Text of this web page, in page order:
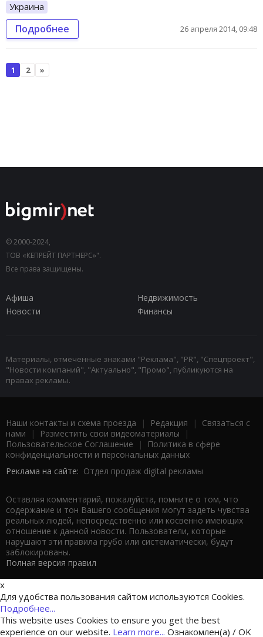
Украина
Подробнее 26 апреля 2014, 09:48
1 2 »
© 2000-2024,
ТОВ «КЕПРЕЙТ ПАРТНЕРС»".
Все права защищены.
Афиша
Недвижимость
Новости
Финансы
Материалы, отмеченные знаками "Реклама", "PR", "Спецпроект",
"Новости компаний", "Актуально", "Промо", публикуются на
правах рекламы.
Наши контакты и схема проезда | Редакция | Связаться с
нами | Разместить свои видеоматериалы |
Пользовательское Соглашение |
Политика в сфере
конфиденциальности и персональных данных
Реклама на сайте: Отдел продаж digital рекламы
Оставляя комментарий, пожалуйста, помните о том, что
содержание и тон Вашего сообщения могут задеть чувства
реальных людей, непосредственно или косвенно имеющих
отношение к данной новости. Пользователи, которые
нарушают эти правила грубо или систематически, будут
заблокированы.
Полная версия правил
x
Для удобства пользования сайтом используются Cookies.
Подробнее...
This website uses Cookies to ensure you get the best
experience on our website. Learn more... Ознакомлен(а) / OK